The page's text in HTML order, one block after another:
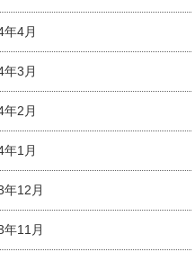
年4月
年3月
年2月
年1月
年12月
年11月